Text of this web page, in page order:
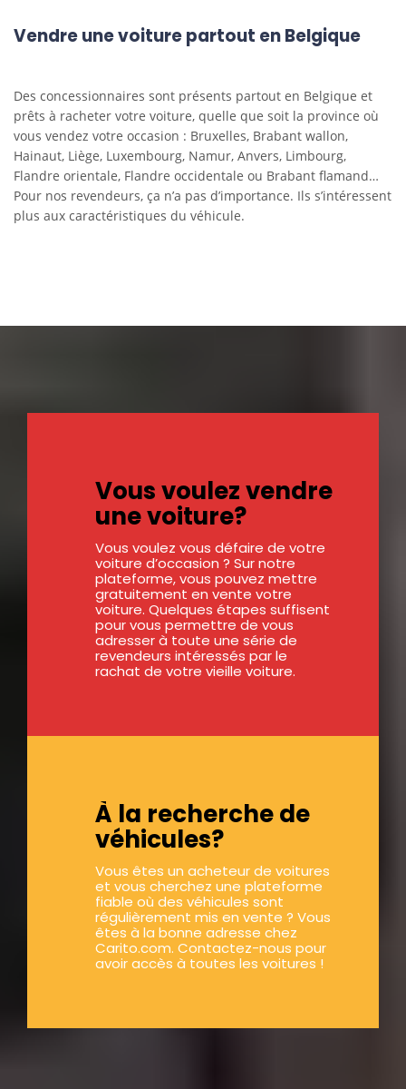
Vendre une voiture partout en Belgique
Des concessionnaires sont présents partout en Belgique et
prêts à racheter votre voiture, quelle que soit la province où
vous vendez votre occasion : Bruxelles, Brabant wallon,
Hainaut, Liège, Luxembourg, Namur, Anvers, Limbourg,
Flandre orientale, Flandre occidentale ou Brabant flamand…
Pour nos revendeurs, ça n’a pas d’importance. Ils s’intéressent
plus aux caractéristiques du véhicule.
Vous voulez vendre
une voiture?
Vous voulez vous défaire de votre
voiture d’occasion ? Sur notre
plateforme, vous pouvez mettre
gratuitement en vente votre
voiture. Quelques étapes suffisent
pour vous permettre de vous
adresser à toute une série de
revendeurs intéressés par le
rachat de votre vieille voiture.
À la recherche de
véhicules?
Vous êtes un acheteur de voitures
et vous cherchez une plateforme
fiable où des véhicules sont
régulièrement mis en vente ? Vous
êtes à la bonne adresse chez
Carito.com. Contactez-nous pour
avoir accès à toutes les voitures !